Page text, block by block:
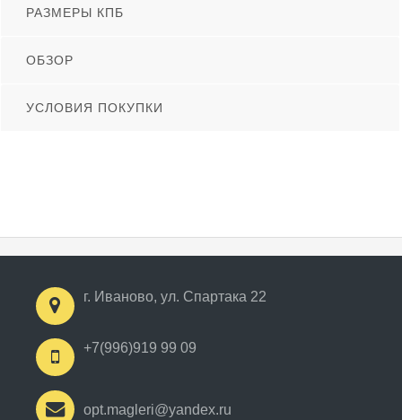
РАЗМЕРЫ КПБ
ОБЗОР
УСЛОВИЯ ПОКУПКИ
г. Иваново, ул. Спартака 22
+7(996)919 99 09
opt.magleri@yandex.ru